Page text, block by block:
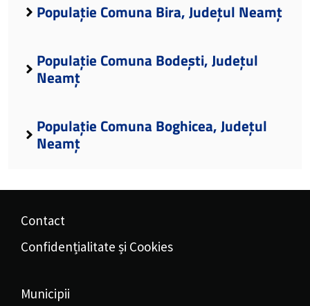
Populație Comuna Bira, Județul Neamț
Populație Comuna Bodești, Județul
Neamț
Populație Comuna Boghicea, Județul
Neamț
Contact
Confidențialitate și Cookies
Municipii